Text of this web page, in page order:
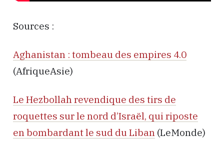
Sources :
Aghanistan : tombeau des empires 4.0
(AfriqueAsie)
Le Hezbollah revendique des tirs de
roquettes sur le nord d’Israël, qui riposte
en bombardant le sud du Liban (LeMonde)